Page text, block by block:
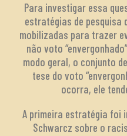
Para investigar essa
estratégias de pesquisa
mobilizadas para trazer
não voto
modo geral, o conjunto
tese do voto
ocorra, ele
A primeira estratégia foi
Schwarcz sobre o